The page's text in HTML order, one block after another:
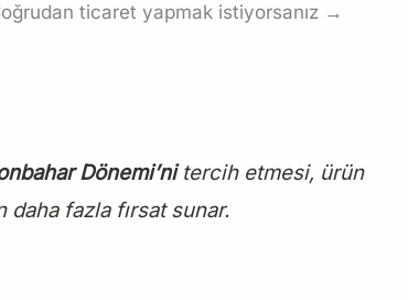
ticaret yapmak istiyorsanız →
Dönemi’nitercih etmesi, ürün
fazla fırsat sunar.